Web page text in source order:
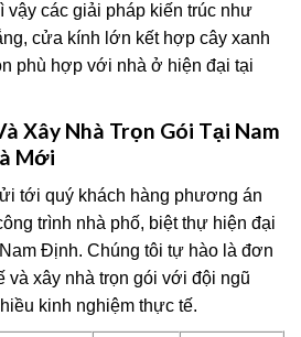
vậy các giải pháp kiến trúc như
cửa kính lớn kết hợp cây xanh
phù hợp với nhà ở hiện đại tại
Xây Nhà Trọn Gói Tại Nam
Mới
tới quý khách hàng phương án
trình nhà phố, biệt thự hiện đại
Định. Chúng tôi tự hào là đơn
và xây nhà trọn gói với đội ngũ
kinh nghiệm thực tế.